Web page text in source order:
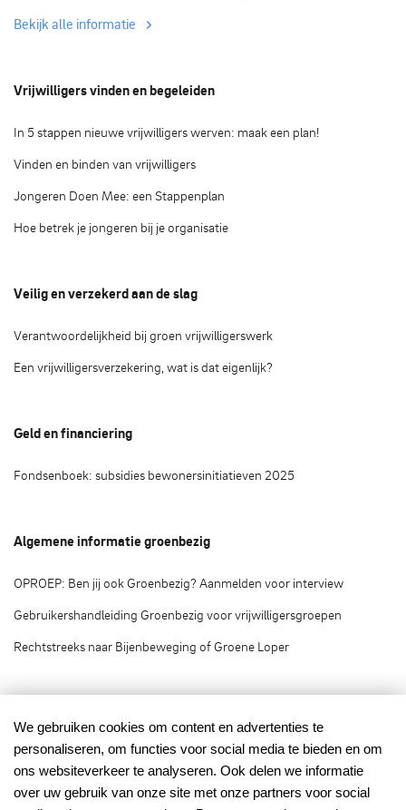
Bekijk alle informatie
Vrijwilligers vinden en begeleiden
In 5 stappen nieuwe vrijwilligers werven: maak een plan!
Vinden en binden van vrijwilligers
Jongeren Doen Mee: een Stappenplan
Hoe betrek je jongeren bij je organisatie
Veilig en verzekerd aan de slag
Verantwoordelijkheid bij groen vrijwilligerswerk
Een vrijwilligersverzekering, wat is dat eigenlijk?
Geld en financiering
Fondsenboek: subsidies bewonersinitiatieven 2025
Algemene informatie groenbezig
OPROEP: Ben jij ook Groenbezig? Aanmelden voor interview
Gebruikershandleiding Groenbezig voor vrijwilligersgroepen
Rechtstreeks naar Bijenbeweging of Groene Loper
Groenbezig.nl © 2020
Groenbezig.nl is het vrijwilligersplatform van:
We gebruiken cookies om content en advertenties te
personaliseren, om functies voor social media te bieden en om
ons websiteverkeer te analyseren. Ook delen we informatie
over uw gebruik van onze site met onze partners voor social